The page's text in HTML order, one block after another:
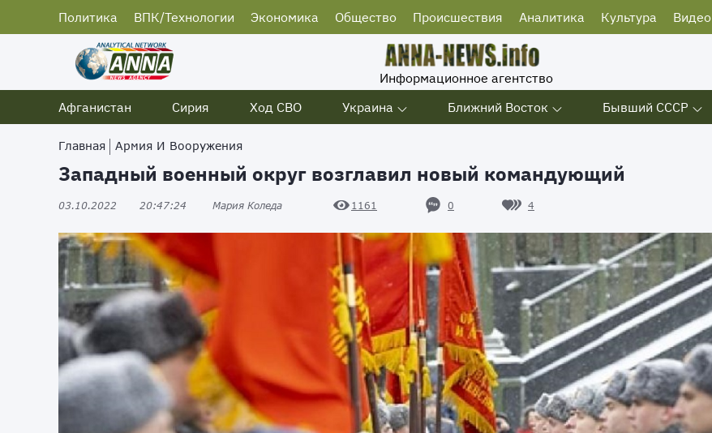
Политика ВПК/Технологии Экономика Общество Происшествия Аналитика Культура Видео
Информационное агентство
Афганистан
Сирия Ход СВО Украина Ближний Восток Бывший СССР
Главная Армия И Вооружения
Западный военный округ возглавил новый командующий
03.10.2022 20:47:24 Мария Коледа 1161 0 4